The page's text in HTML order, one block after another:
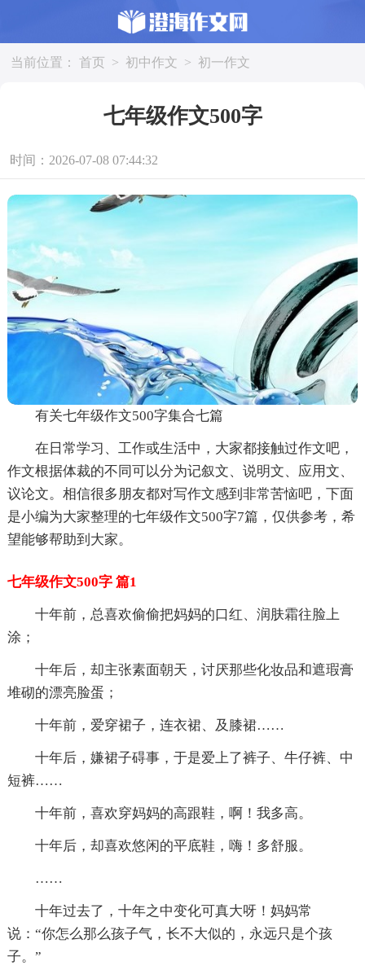
当前位置： 首页 > 初中作文 > 初一作文
七年级作文500字
时间：2026-07-08 07:44:32
有关七年级作文500字集合七篇
在日常学习、工作或生活中，大家都接触过作文吧，
作文根据体裁的不同可以分为记叙文、说明文、应用文、
议论文。相信很多朋友都对写作文感到非常苦恼吧，下面
是小编为大家整理的七年级作文500字7篇，仅供参考，希
望能够帮助到大家。
七年级作文500字 篇1
十年前，总喜欢偷偷把妈妈的口红、润肤霜往脸上
涂；
十年后，却主张素面朝天，讨厌那些化妆品和遮瑕膏
堆砌的漂亮脸蛋；
十年前，爱穿裙子，连衣裙、及膝裙……
十年后，嫌裙子碍事，于是爱上了裤子、牛仔裤、中
短裤……
十年前，喜欢穿妈妈的高跟鞋，啊！我多高。
十年后，却喜欢悠闲的平底鞋，嗨！多舒服。
……
十年过去了，十年之中变化可真大呀！妈妈常
说：“你怎么那么孩子气，长不大似的，永远只是个孩
子。”